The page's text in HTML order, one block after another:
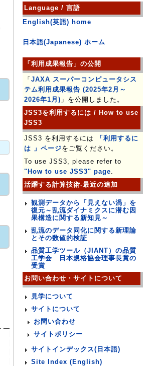
Language / 言語
English(英語) home
日本語(Japanese) ホーム
「利用成果報告」の公開
「 JAXA スーパーコンピュータシス
テム利用成果報告 (2025年2月～
2026年1月) 」を公開しました。
JSS3を利用するには / How to use
JSS3
JSS3 を利用するには
「利用するに
は 」ページをご覧ください。
To use JSS3, please refer to
"How to use JSS3" page.
活躍する計算技術-最近の追加
観測データから「見えない渦」を
復元～乱流ダイナミクスに潜む因
果構造に関する新知見～
乱流のデータ同化に関する新理論
とその数値的検証
品質工学ツール（JIANT）の品質
工学会 日本規格協会理事長賞の
受賞
お問い合わせ・サイトについて
見学について
サイトについて
お問い合わせ
サイトポリシー
サイトインデックス(日本語)
Site Index (English)